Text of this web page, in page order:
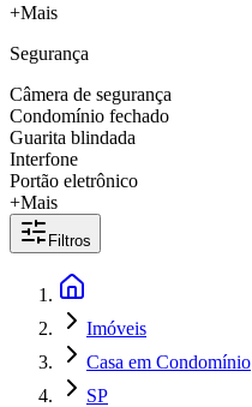
+Mais
Segurança
Câmera de segurança
Condomínio fechado
Guarita blindada
Interfone
Portão eletrônico
+Mais
Filtros
Imóveis
Casa em Condomínio
SP